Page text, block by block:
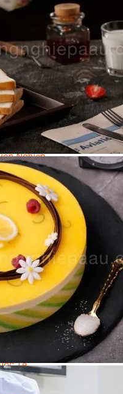
F&B
Hàng
Vận Hành Mô Hình Ẩm
Nghiệp
Nghiệp
Chuyên Nghiệp
Biệt
Hợp
– Chuỗi Cafe
Hình Đồ Uống
Uống Thịnh Hành
Quyền
Pha Chế
Bánh
Tế
Bánh